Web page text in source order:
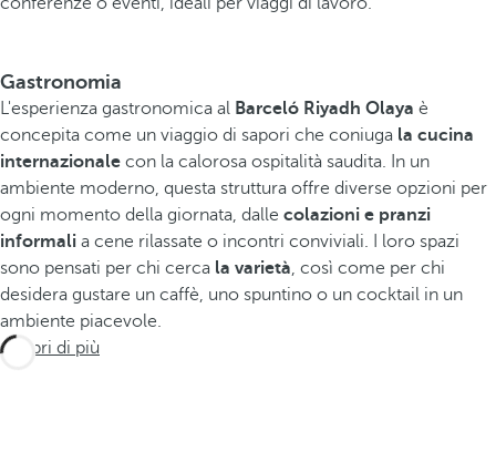
Gastronomia
L'esperienza gastronomica al Barceló Riyadh Olaya è
concepita come un viaggio di sapori che coniuga la cucina
internazionale con la calorosa ospitalità saudita. In un
ambiente moderno, questa struttura offre diverse opzioni per
ogni momento della giornata, dalle colazioni e pranzi
informali a cene rilassate o incontri conviviali. I loro spazi
sono pensati per chi cerca la varietà, così come per chi
desidera gustare un caffè, uno spuntino o un cocktail in un
ambiente piacevole.
Scopri di più